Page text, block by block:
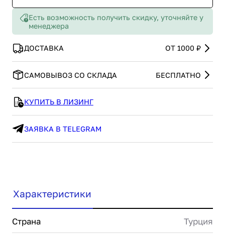
Есть возможность получить скидку, уточняйте у
менеджера
ДОСТАВКА ОТ 1000 ₽
САМОВЫВОЗ СО СКЛАДА БЕСПЛАТНО
КУПИТЬ В ЛИЗИНГ
ЗАЯВКА В TELEGRAM
Характеристики
Страна
Турция